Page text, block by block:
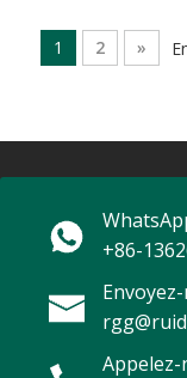
1 2 »
+86-
Appelez-